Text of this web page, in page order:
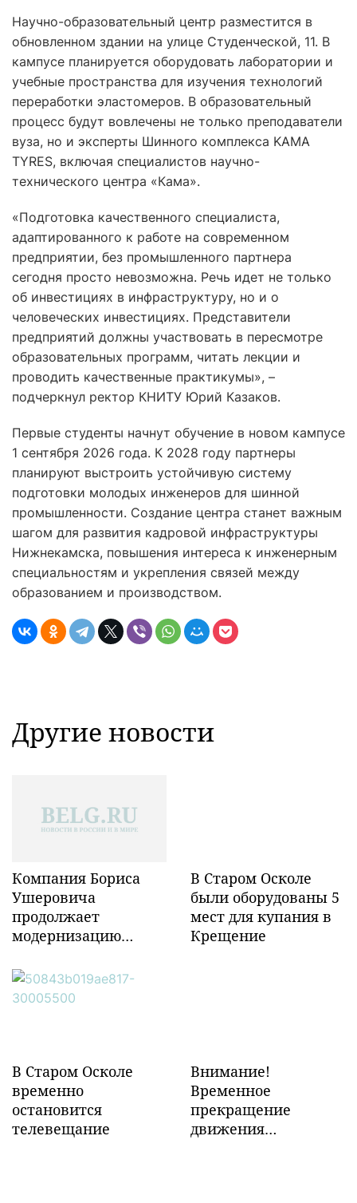
Научно-образовательный центр разместится в
обновленном здании на улице Студенческой, 11. В
кампусе планируется оборудовать лаборатории и
учебные пространства для изучения технологий
переработки эластомеров. В образовательный
процесс будут вовлечены не только преподаватели
вуза, но и эксперты Шинного комплекса KAMA
TYRES, включая специалистов научно-
технического центра «Кама».
«Подготовка качественного специалиста,
адаптированного к работе на современном
предприятии, без промышленного партнера
сегодня просто невозможна. Речь идет не только
об инвестициях в инфраструктуру, но и о
человеческих инвестициях. Представители
предприятий должны участвовать в пересмотре
образовательных программ, читать лекции и
проводить качественные практикумы», –
подчеркнул ректор КНИТУ Юрий Казаков.
Первые студенты начнут обучение в новом кампусе
1 сентября 2026 года. К 2028 году партнеры
планируют выстроить устойчивую систему
подготовки молодых инженеров для шинной
промышленности. Создание центра станет важным
шагом для развития кадровой инфраструктуры
Нижнекамска, повышения интереса к инженерным
специальностям и укрепления связей между
образованием и производством.
Другие новости
Компания Бориса
Ушеровича
продолжает
модернизацию
инфраструктуры в
Забайкалье
В Старом Осколе
были оборудованы 5
мест для купания в
Крещение
В Старом Осколе
временно
остановится
телевещание
Внимание!
Временное
прекращение
движения